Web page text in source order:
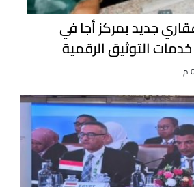
جديد بمركز أجا في
التوثيق الرقمية